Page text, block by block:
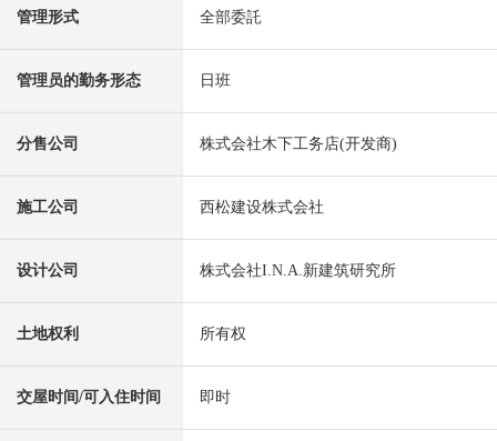
管理形式 全部委託
管理员的勤务形态 日班
分售公司 株式会社木下工务店(开发商)
施工公司 西松建设株式会社
设计公司 株式会社I.N.A.新建筑研究所
土地权利 所有权
交屋时间/可入住时间 即时